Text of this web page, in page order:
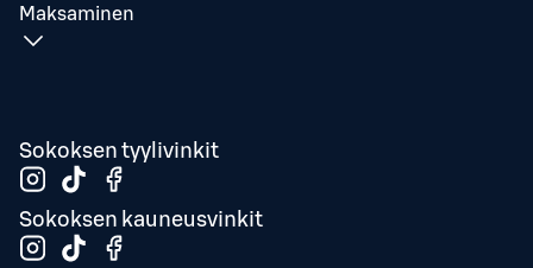
Maksaminen
Sokoksen tyylivinkit
Sokoksen kauneusvinkit